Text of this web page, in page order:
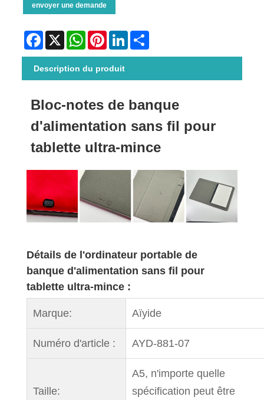
envoyer une demande
Facebook
X WhatsAppPinterestLinkedIn
Description du produit
Bloc-notes de banque
d'alimentation sans fil pour
tablette ultra-mince
Détails de l'ordinateur portable de
banque d'alimentation sans fil pour
tablette ultra-mince :
Marque: Aïyide
Numéro d'article : AYD-881-07
Taille:
A5, n'importe quelle
spécification peut être